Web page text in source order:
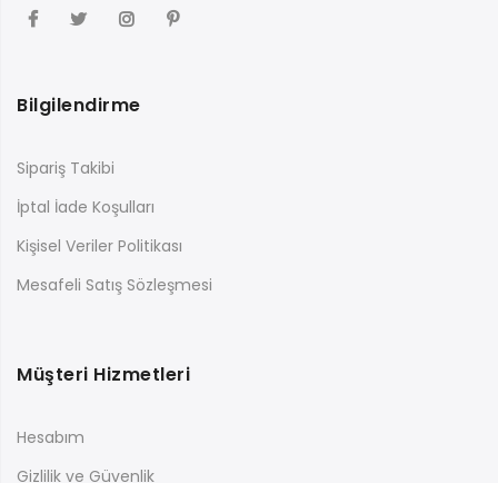
Bilgilendirme
Sipariş Takibi
İptal İade Koşulları
Kişisel Veriler Politikası
Mesafeli Satış Sözleşmesi
Müşteri Hizmetleri
Hesabım
Gizlilik ve Güvenlik